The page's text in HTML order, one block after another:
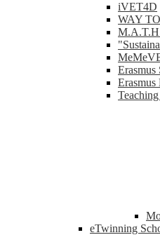
iVET4D
WAY
Erasmus
eTwinning